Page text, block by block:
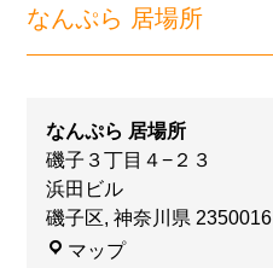
なんぷら 居場所
なんぷら 居場所
磯子３丁目４−２３
浜田ビル
磯子区,神奈川県 2350016
マップ